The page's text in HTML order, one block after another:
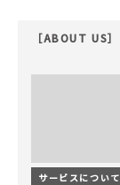
［ABOUT US
サービスについて